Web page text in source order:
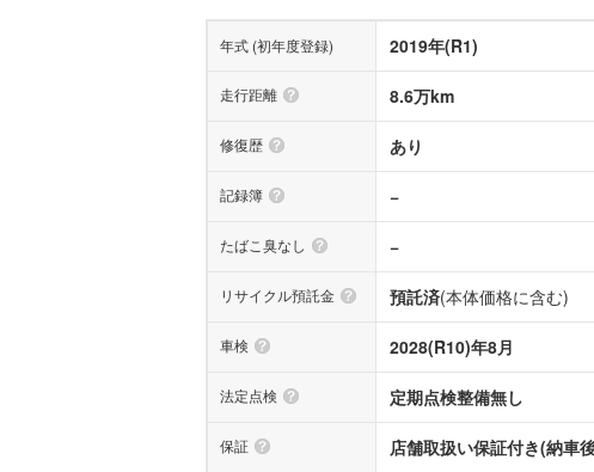
年式 (初年度登録) 2019年(R1)
走行距離 8.6万km
修復歴 あり
記録簿 −
たばこ臭なし −
リサイクル預託金 預託済(本体価格に含む)
車検 2028(R10)年8月
法定点検 定期点検整備無し
保証 店舗取扱い保証付き(納車